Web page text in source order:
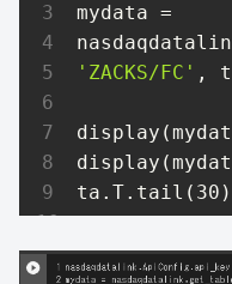
mydata =
'ZACKS/FC' ,
ta.T.tail( 30